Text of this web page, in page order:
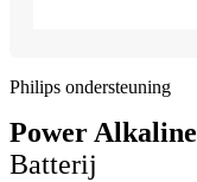
Philips ondersteuning
Power Alkaline
Batterij